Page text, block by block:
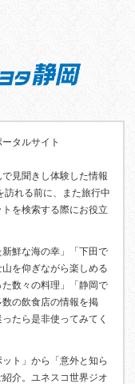
タルサイト
見聞きし体験した情報
訪れる前に、また旅行中
を検索する際にお役立
鮮な海の幸」「下田で
を仰ぎながら楽しめる
数々の料理」「静岡で
の飲食店の情報を掲
たら是非使ってみてく
ト」から「意外と知ら
介。ユネスコ世界ジオ